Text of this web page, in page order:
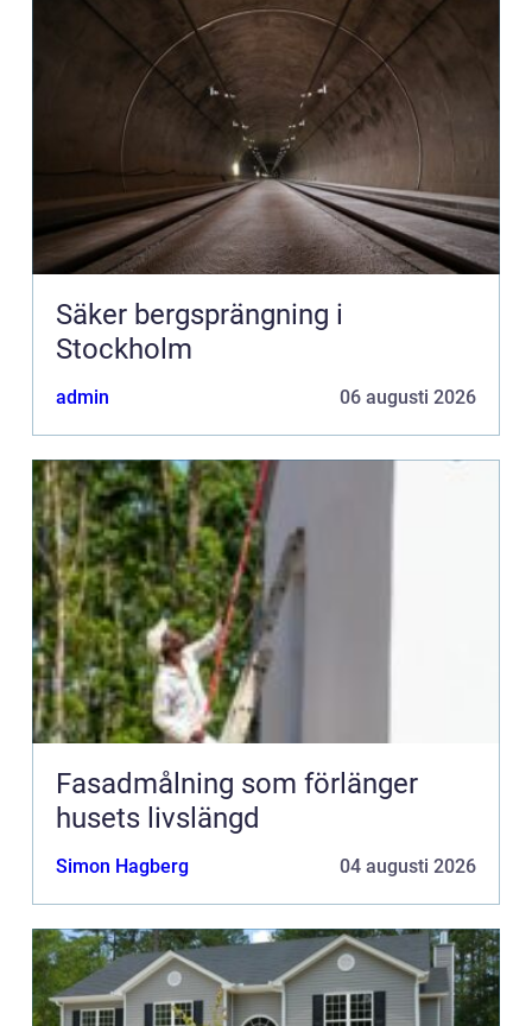
Säker bergsprängning i
Stockholm
admin 06 augusti 2026
Fasadmålning som förlänger
husets livslängd
Simon Hagberg 04 augusti 2026